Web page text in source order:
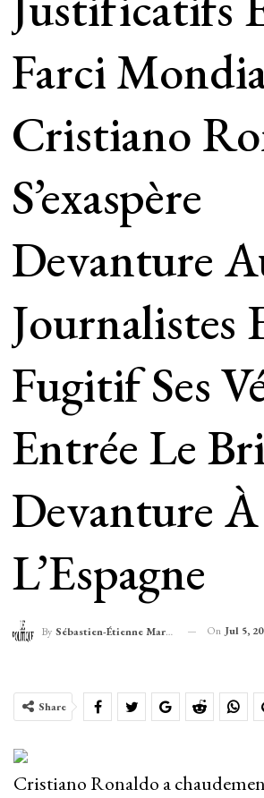
Farci
Cristiano
S’exaspère
Devanture
Journalistes
Fugitif Ses
Entrée Le
Devanture À
L’Espagne
By Sébastien-Étienne Marechal On Jul 5,
Share
Cristiano Ronaldo a